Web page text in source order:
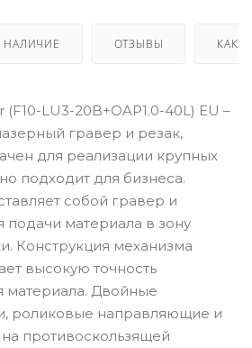
НАЛИЧИЕ ОТЗЫВЫ КАК
LU3-20B+OAP1.0-40L) EU –
гравер и резак,
для реализации крупных
подходит для бизнеса.
собой гравер и
материала в зону
Конструкция механизма
высокую точность
материала. Двойные
роликовые направляющие и
противоскользящей